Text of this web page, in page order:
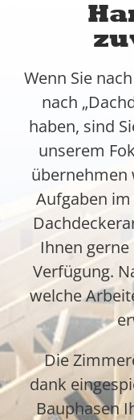
Wenn Sie
nach
haben, sind
unserem
übernehmen
Aufgaben
Ihnen
Verfügung.
welche
Die
dank
Bauphasen